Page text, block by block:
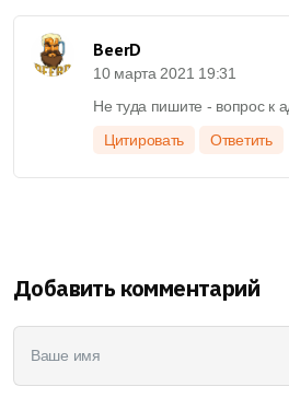
BeerD
10 марта 2021 19:31
Не туда пишите - вопрос к
Цитировать
Ответить
Добавить комментарий